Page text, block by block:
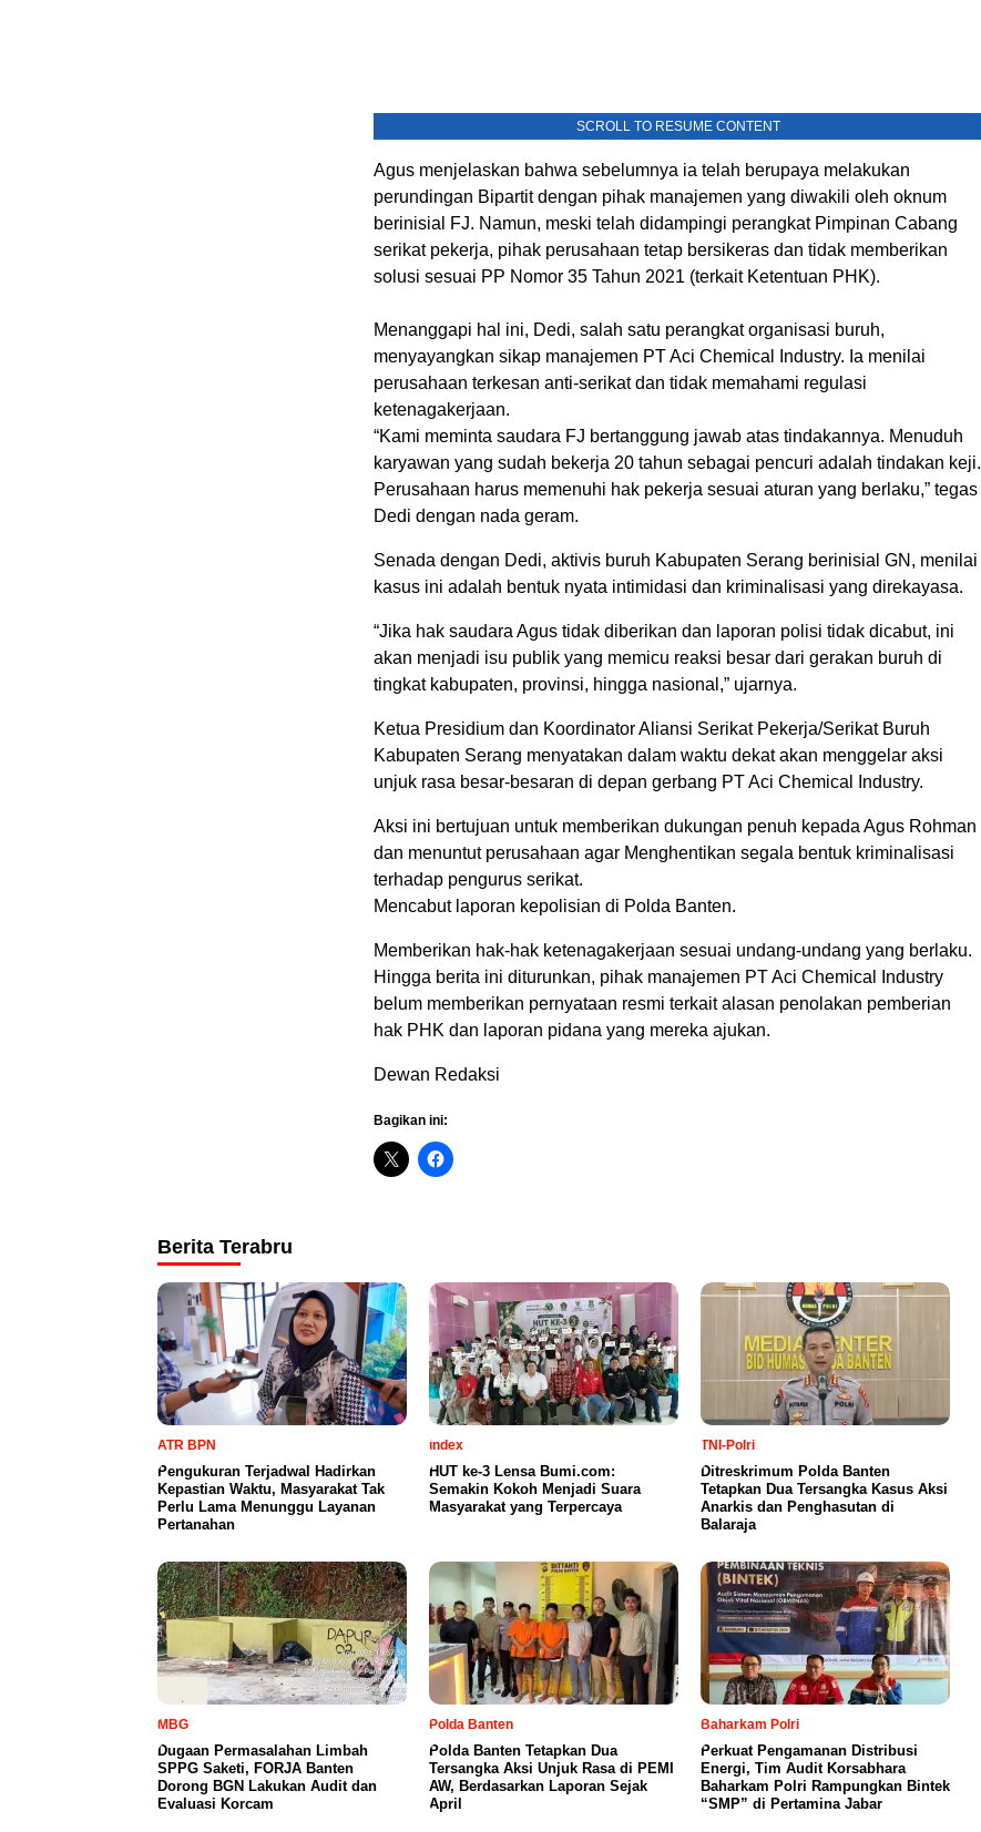
SCROLL TO RESUME CONTENT
Agus menjelaskan bahwa sebelumnya ia telah berupaya melakukan
perundingan Bipartit dengan pihak manajemen yang diwakili oleh oknum
berinisial FJ. Namun, meski telah didampingi perangkat Pimpinan Cabang
serikat pekerja, pihak perusahaan tetap bersikeras dan tidak memberikan
solusi sesuai PP Nomor 35 Tahun 2021 (terkait Ketentuan PHK).
Menanggapi hal ini, Dedi, salah satu perangkat organisasi buruh,
menyayangkan sikap manajemen PT Aci Chemical Industry. Ia menilai
perusahaan terkesan anti-serikat dan tidak memahami regulasi
ketenagakerjaan.
“Kami meminta saudara FJ bertanggung jawab atas tindakannya. Menuduh
karyawan yang sudah bekerja 20 tahun sebagai pencuri adalah tindakan keji.
Perusahaan harus memenuhi hak pekerja sesuai aturan yang berlaku,” tegas
Dedi dengan nada geram.
Senada dengan Dedi, aktivis buruh Kabupaten Serang berinisial GN, menilai
kasus ini adalah bentuk nyata intimidasi dan kriminalisasi yang direkayasa.
“Jika hak saudara Agus tidak diberikan dan laporan polisi tidak dicabut, ini
akan menjadi isu publik yang memicu reaksi besar dari gerakan buruh di
tingkat kabupaten, provinsi, hingga nasional,” ujarnya.
Ketua Presidium dan Koordinator Aliansi Serikat Pekerja/Serikat Buruh
Kabupaten Serang menyatakan dalam waktu dekat akan menggelar aksi
unjuk rasa besar-besaran di depan gerbang PT Aci Chemical Industry.
Aksi ini bertujuan untuk memberikan dukungan penuh kepada Agus Rohman
dan menuntut perusahaan agar Menghentikan segala bentuk kriminalisasi
terhadap pengurus serikat.
Mencabut laporan kepolisian di Polda Banten.
Memberikan hak-hak ketenagakerjaan sesuai undang-undang yang berlaku.
Hingga berita ini diturunkan, pihak manajemen PT Aci Chemical Industry
belum memberikan pernyataan resmi terkait alasan penolakan pemberian
hak PHK dan laporan pidana yang mereka ajukan.
Dewan Redaksi
Bagikan ini:
Berita Terabru
ATR BPN
Pengukuran Terjadwal Hadirkan
Kepastian Waktu, Masyarakat Tak
Perlu Lama Menunggu Layanan
Pertanahan
index
HUT ke-3 Lensa Bumi.com:
Semakin Kokoh Menjadi Suara
Masyarakat yang Terpercaya
TNI-Polri
Ditreskrimum Polda Banten
Tetapkan Dua Tersangka Kasus Aksi
Anarkis dan Penghasutan di
Balaraja
MBG
Dugaan Permasalahan Limbah
SPPG Saketi, FORJA Banten
Dorong BGN Lakukan Audit dan
Evaluasi Korcam
Polda Banten
Polda Banten Tetapkan Dua
Tersangka Aksi Unjuk Rasa di PEMI
AW, Berdasarkan Laporan Sejak
April
Baharkam Polri
Perkuat Pengamanan Distribusi
Energi, Tim Audit Korsabhara
Baharkam Polri Rampungkan Bintek
“SMP” di Pertamina Jabar